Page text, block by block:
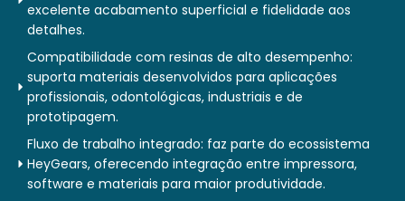
excelente acabamento superficial e fidelidade aos
detalhes.
Compatibilidade com resinas de alto desempenho:
suporta materiais desenvolvidos para aplicações
profissionais, odontológicas, industriais e de
prototipagem.
Fluxo de trabalho integrado: faz parte do ecossistema
HeyGears, oferecendo integração entre impressora,
software e materiais para maior produtividade.